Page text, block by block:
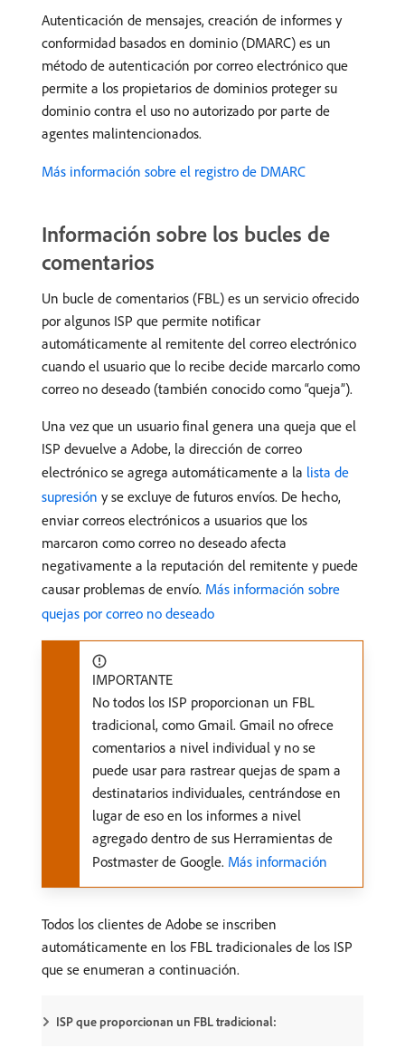
Autenticación de mensajes, creación de informes y
conformidad basados en dominio (DMARC) es un
método de autenticación por correo electrónico que
permite a los propietarios de dominios proteger su
dominio contra el uso no autorizado por parte de
agentes malintencionados.
Más información sobre el registro de DMARC
Información sobre los bucles de
comentarios
Un bucle de comentarios (FBL) es un servicio ofrecido
por algunos ISP que permite notificar
automáticamente al remitente del correo electrónico
cuando el usuario que lo recibe decide marcarlo como
correo no deseado (también conocido como “queja”).
Una vez que un usuario final genera una queja que el
ISP devuelve a Adobe, la dirección de correo
electrónico se agrega automáticamente a la lista de
supresión y se excluye de futuros envíos. De hecho,
enviar correos electrónicos a usuarios que los
marcaron como correo no deseado afecta
negativamente a la reputación del remitente y puede
causar problemas de envío. Más información sobre
quejas por correo no deseado
IMPORTANTE
No todos los ISP proporcionan un FBL
tradicional, como Gmail. Gmail no ofrece
comentarios a nivel individual y no se
puede usar para rastrear quejas de spam a
destinatarios individuales, centrándose en
lugar de eso en los informes a nivel
agregado dentro de sus Herramientas de
Postmaster de Google. Más información
Todos los clientes de Adobe se inscriben
automáticamente en los FBL tradicionales de los ISP
que se enumeran a continuación.
ISP que proporcionan un FBL tradicional: